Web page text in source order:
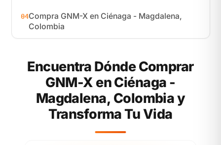
04Compra GNM-X en Ciénaga - Magdalena,
Colombia
Encuentra Dónde Comprar
GNM-X en Ciénaga -
Magdalena, Colombia y
Transforma Tu Vida